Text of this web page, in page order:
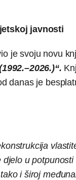
javnosti
je svoju novu
danas je
djelo u potpunosti
i široj